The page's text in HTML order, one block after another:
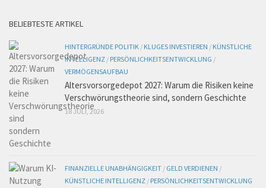
BELIEBTESTE ARTIKEL
HINTERGRÜNDE POLITIK / KLUGES INVESTIEREN / KÜNSTLICHE
INTELLIGENZ / PERSÖNLICHKEITSENTWICKLUNG /
VERMÖGENSAUFBAU
Altersvorsorgedepot 2027: Warum die Risiken keine
Verschwörungstheorie sind, sondern Geschichte
18 JULI, 2026
FINANZIELLE UNABHÄNGIGKEIT / GELD VERDIENEN /
KÜNSTLICHE INTELLIGENZ / PERSÖNLICHKEITSENTWICKLUNG